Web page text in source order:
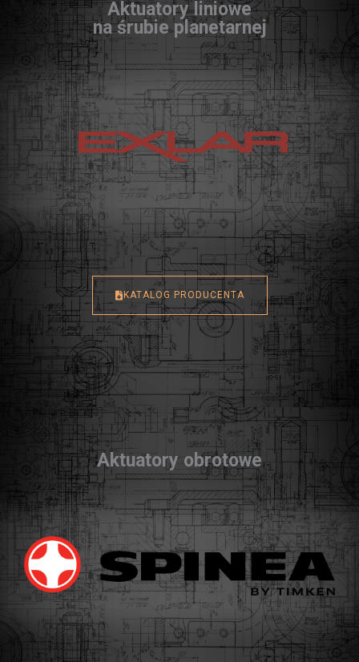
Aktuatory liniowe
na śrubie planetarnej
KATALOG PRODUCENTA
Aktuatory obrotowe